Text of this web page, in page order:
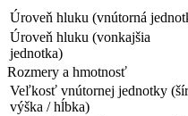
Úroveň hluku (vnútorná
Úroveň hluku (vonkajšia
jednotka)
Rozmery a hmotnosť
Veľkosť vnútornej jednotky
výška / hĺbka)